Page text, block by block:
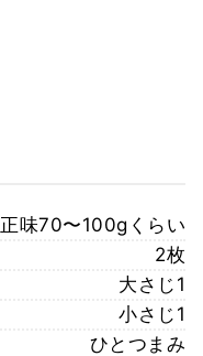
正味70〜100gくらい
2枚
大さじ1
小さじ1
ひとつまみ